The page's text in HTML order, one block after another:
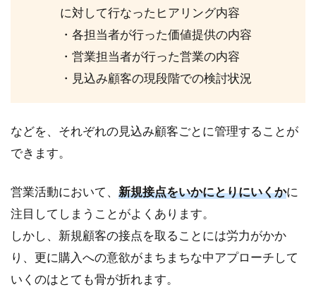
客
を
獲
し
よ
う
に対して行なったヒアリング内容
・各担当者が行った価値提供の内容
・営業担当者が行った営業の内容
・見込み顧客の現段階での検討状況
などを、それぞれの見込み顧客ごとに管理することが
できます。
営業活動において、 新規接点をいかにとりにいくかに
注目してしまうことがよくあります。
しかし、新規顧客の接点を取ることには労力がかか
り、更に購入への意欲がまちまちな中アプローチして
いくのはとても骨が折れます。